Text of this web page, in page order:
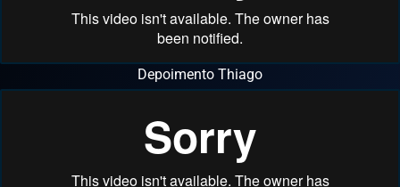
Depoimento Thiago